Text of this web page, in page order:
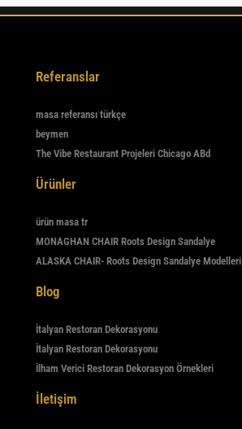
Referanslar
masa referansı türkçe
beymen
The Vibe Restaurant Projeleri Chicago ABd
Ürünler
ürün masa tr
MONAGHAN CHAIR Roots Design Sandalye
ALASKA CHAIR- Roots Design Sandalye Modelleri
Blog
İtalyan Restoran Dekorasyonu
İtalyan Restoran Dekorasyonu
İlham Verici Restoran Dekorasyon Örnekleri
İletişim